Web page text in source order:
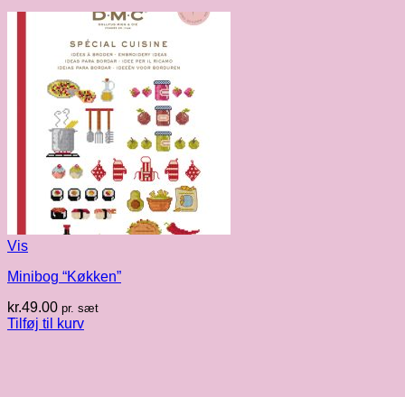
Vis
Minibog “Køkken”
kr.49.00 pr. sæt
Tilføj til kurv